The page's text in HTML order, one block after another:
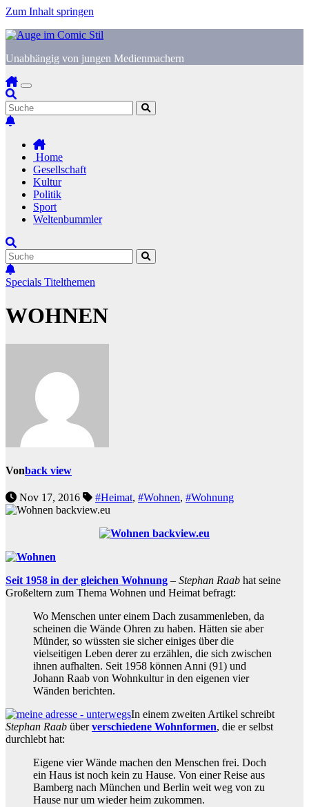
Zum Inhalt springen
Unabhängig von jungen Medienmachern
Home
Gesellschaft
Kultur
Politik
Sport
Weltenbummler
Specials Titelthemen
WOHNEN
Vonback view
Nov 17, 2016 #Heimat, #Wohnen, #Wohnung
Seit 1958 in der gleichen Wohnung – Stephan Raab hat seine
Großeltern zum Thema Wohnen und Heimat befragt:
Wo Menschen unter einem Dach zusammenleben, da
scheinen die Wände Ohren zu haben. Hätten sie aber
Münder, so wüssten sie sicher einiges über die
vielseitigen Leben derer zu erzählen, die sich zwischen
ihnen aufhalten. Seit 1958 können Anni (91) und
Johann Raab von Wohnkultur in den eigenen vier
Wänden berichten.
In einem zweiten Artikel schreibt
Stephan Raab überverschiedene Wohnformen, die er selbst
durchlebt hat:
Eigene vier Wände machen den Menschen frei. Doch
ein Haus ist noch kein zu Hause. Von einer Reise aus
Bamberg nach München und Berlin weit weg von zu
Hause nur um wieder heim zukommen.